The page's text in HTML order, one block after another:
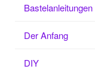
Bastelanleitungen
Der Anfang
DIY